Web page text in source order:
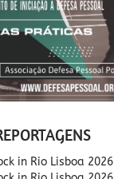
in Rio Lisboa 2026